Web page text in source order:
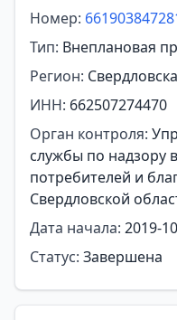
Номер:
Тип: Внеплановая
Регион:
ИНН: 662507274470
Орган контроля:
службы по надзору
потребителей и
Свердловской
Дата начала: 2019-
Статус: Завершена